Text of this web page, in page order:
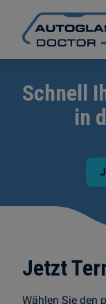
Schnell
in
Jetzt
Wählen Sie den